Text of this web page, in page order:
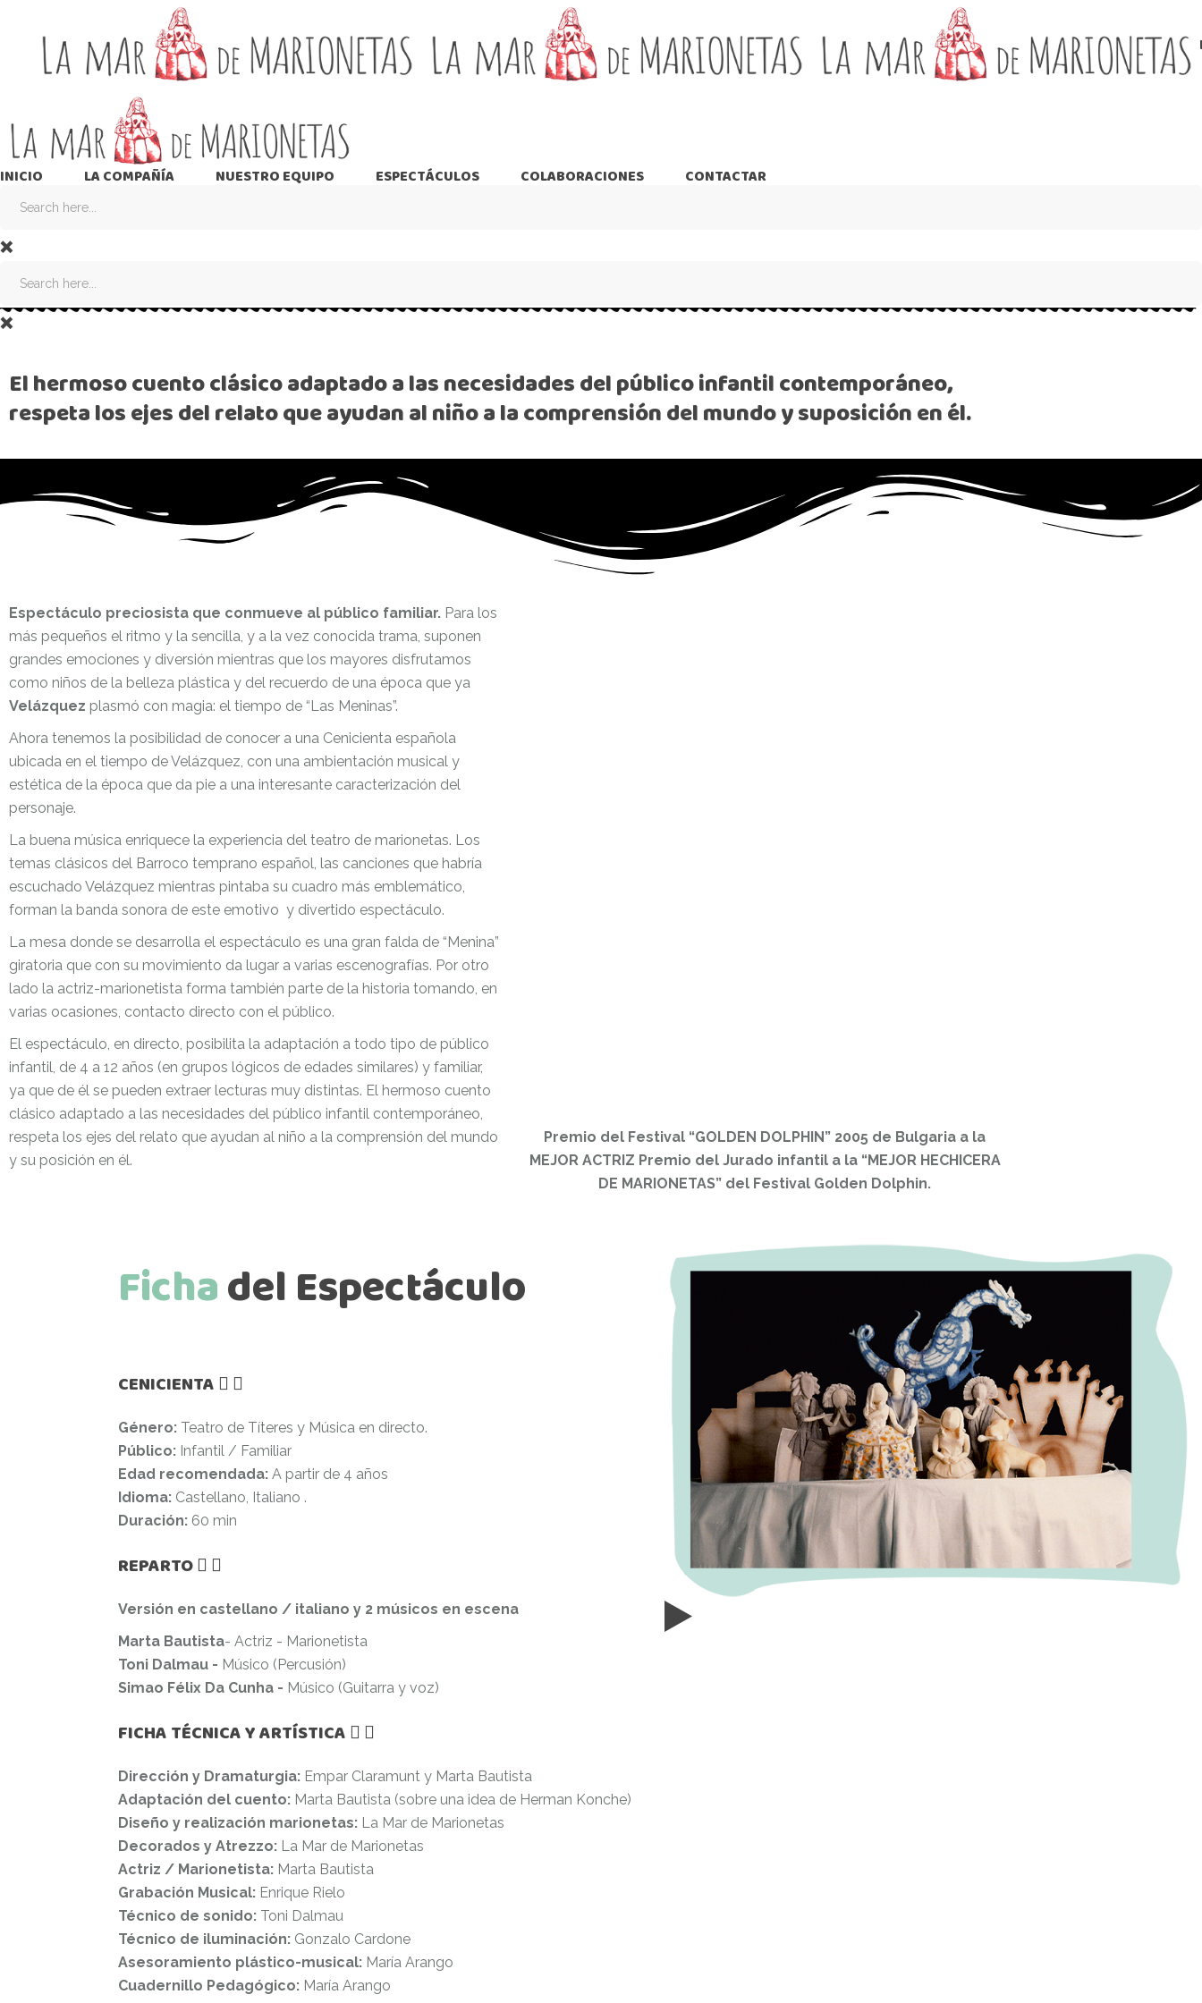
INICIO LA COMPAÑÍA NUESTRO EQUIPO ESPECTÁCULOS COLABORACIONES CONTACTAR
Teatro de Títeres y música en directo
CENICIENTA
El hermoso cuento clásico adaptado a las necesidades del público infantil contemporáneo,
respeta los ejes del relato que ayudan al niño a la comprensión del mundo y suposición en él.
Espectáculo preciosista que conmueve al público familiar. Para los
más pequeños el ritmo y la sencilla, y a la vez conocida trama, suponen
grandes emociones y diversión mientras que los mayores disfrutamos
como niños de la belleza plástica y del recuerdo de una época que ya
Velázquez plasmó con magia: el tiempo de “Las Meninas”.
Ahora tenemos la posibilidad de conocer a una Cenicienta española
ubicada en el tiempo de Velázquez, con una ambientación musical y
estética de la época que da pie a una interesante caracterización del
personaje.
La buena música enriquece la experiencia del teatro de marionetas. Los
temas clásicos del Barroco temprano español, las canciones que habría
escuchado Velázquez mientras pintaba su cuadro más emblemático,
forman la banda sonora de este emotivo y divertido espectáculo.
La mesa donde se desarrolla el espectáculo es una gran falda de “Menina”
giratoria que con su movimiento da lugar a varias escenografías. Por otro
lado la actriz-marionetista forma también parte de la historia tomando, en
varias ocasiones, contacto directo con el público.
El espectáculo, en directo, posibilita la adaptación a todo tipo de público
infantil, de 4 a 12 años (en grupos lógicos de edades similares) y familiar,
ya que de él se pueden extraer lecturas muy distintas. El hermoso cuento
clásico adaptado a las necesidades del público infantil contemporáneo,
respeta los ejes del relato que ayudan al niño a la comprensión del mundo
y su posición en él.
Premio del Festival “GOLDEN DOLPHIN” 2005 de Bulgaria a la
MEJOR ACTRIZ Premio del Jurado infantil a la “MEJOR HECHICERA
DE MARIONETAS” del Festival Golden Dolphin.
Fichadel Espectáculo
CENICIENTA
Género: Teatro de Títeres y Música en directo.
Público: Infantil / Familiar
Edad recomendada: A partir de 4 años
Idioma: Castellano, Italiano .
Duración: 60 min
REPARTO
Versión en castellano / italiano y 2 músicos en escena
Marta Bautista- Actriz - Marionetista
Toni Dalmau - Músico (Percusión)
Simao Félix Da Cunha - Músico (Guitarra y voz)
FICHA TÉCNICA Y ARTÍSTICA
Dirección y Dramaturgia: Empar Claramunt y Marta Bautista
Adaptación del cuento: Marta Bautista (sobre una idea de Herman Konche)
Diseño y realización marionetas: La Mar de Marionetas
Decorados y Atrezzo: La Mar de Marionetas
Actriz / Marionetista: Marta Bautista
Grabación Musical: Enrique Rielo
Técnico de sonido: Toni Dalmau
Técnico de iluminación: Gonzalo Cardone
Asesoramiento plástico-musical: María Arango
Cuadernillo Pedagógico: María Arango